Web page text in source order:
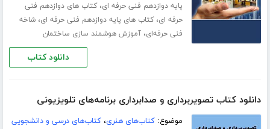
پایه دوازدهم فنی حرفه ای،کتاب های دوازدهم فنی
حرفه ای،کتاب های پایه دوازدهم فنی حرفه ای،شاخه
فنی حرفه‌ای،آموزش هوشمند سازی ساختمان
دانلود کتاب
دانلود کتاب تصویربرداری و صدابرداری برنامه‌های تلویزیونی
موضوع:کتاب‌های هنری،کتاب‌های درسی و دانشجویی